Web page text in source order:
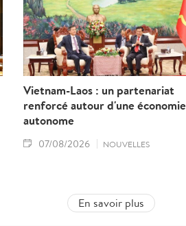
Vietnam-Laos : un partenariat
renforcé autour d'une économie
autonome
07/08/2026 NOUVELLES
En savoir plus